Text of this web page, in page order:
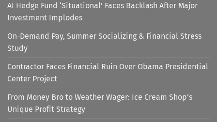
AI Hedge Fund ‘Situational’ Faces Backlash After Major
Investment Implodes
On-Demand Pay, Summer Socializing & Financial Stress
Study
Contractor Faces Financial Ruin Over Obama Presidential
Center Project
From Money Bro to Weather Wager: Ice Cream Shop’s
Unique Profit Strategy